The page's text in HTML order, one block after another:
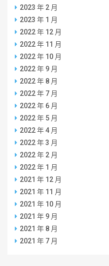
2023 年 2 月
2023 年 1 月
2022 年 12 月
2022 年 11 月
2022 年 10 月
2022 年 9 月
2022 年 8 月
2022 年 7 月
2022 年 6 月
2022 年 5 月
2022 年 4 月
2022 年 3 月
2022 年 2 月
2022 年 1 月
2021 年 12 月
2021 年 11 月
2021 年 10 月
2021 年 9 月
2021 年 8 月
2021 年 7 月